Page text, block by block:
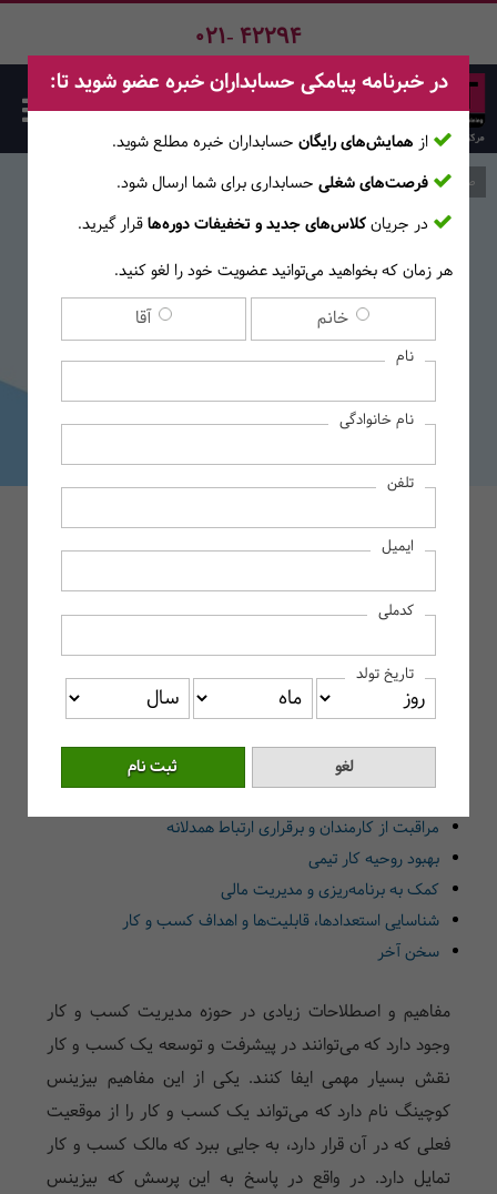
021- 42294
بیزینس کوچینگ چیست؟
صفحه اصلی وبلاگ
بیزینس کوچینگ چیست؟
ضرورت استفاده از و بیزینس کوچینگ چیست؟
ایجاد اعتماد به نفس
درک نحوه همکاری با افراد مختلف
طرح پرسش های صحیح و کارآمد
مراقبت از کارمندان و برقراری ارتباط همدلانه
بهبود روحیه کار تیمی
کمک به برنامه‌ریزی و مدیریت مالی
شناسایی استعدادها، قابلیت‌ها و اهداف کسب ‌و کار
سخن آخر
مفاهیم و اصطلاحات زیادی در حوزه مدیریت کسب و کار
وجود دارد که می‌توانند در پیشرفت و توسعه یک کسب و کار
نقش بسیار مهمی ایفا کنند. یکی از این مفاهیم بیزینس
کوچینگ نام دارد که می‌تواند یک کسب و کار را از موقعیت
فعلی که در آن قرار دارد، به جایی ببرد که مالک کسب و کار
تمایل دارد. در واقع در پاسخ به این پرسش که بیزینس
در خبرنامه پیامکی حسابداران خبره عضو شوید تا:
از همایش‌های رایگان حسابداران خبره مطلع ‎شوید.
فرصت‌های شغلی حسابداری برای شما ارسال شود.
در جریانکلاس‌های جدید و تخفیفات دوره‌هاقرار گیرید.
هر زمان که بخواهید می‌توانید عضویت خود را لغو کنید.
خانم آقا
نام
نام خانوادگی
تلفن
ایمیل
کدملی
تاریخ تولد